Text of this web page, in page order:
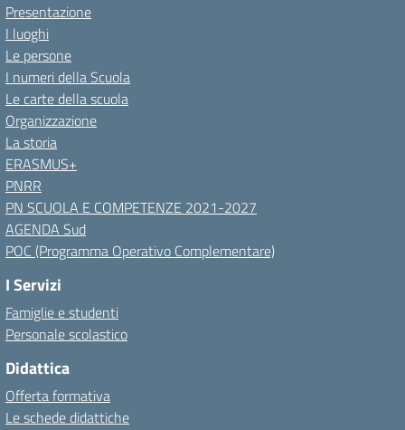
Presentazione
I luoghi
Le persone
I numeri della Scuola
Le carte della scuola
Organizzazione
La storia
ERASMUS+
PNRR
PN SCUOLA E COMPETENZE 2021-2027
AGENDA Sud
POC (Programma Operativo Complementare)
I Servizi
Famiglie e studenti
Personale scolastico
Didattica
Offerta formativa
Le schede didattiche